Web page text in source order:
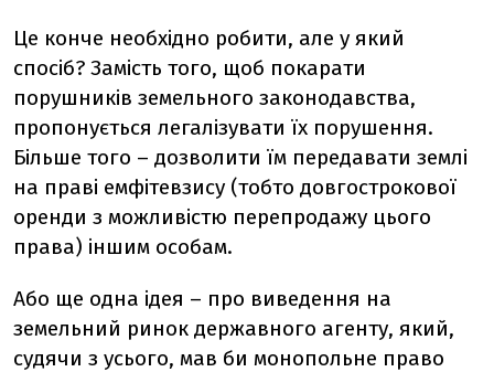
Це конче необхідно робити, але у який
спосіб? Замість того, щоб покарати
порушників земельного законодавства,
пропонується легалізувати їх порушення.
Більше того – дозволити їм передавати землі
на праві емфітевзису (тобто довгострокової
оренди з можливістю перепродажу цього
права) іншим особам.
Або ще одна ідея – про виведення на
земельний ринок державного агенту, який,
судячи з усього, мав би монопольне право